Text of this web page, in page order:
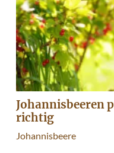
Johannisbeeren
richtig
Johannisbeere